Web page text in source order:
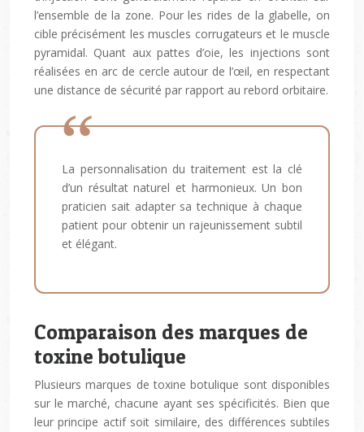
l’ensemble de la zone. Pour les rides de la glabelle, on
cible précisément les muscles corrugateurs et le muscle
pyramidal. Quant aux pattes d’oie, les injections sont
réalisées en arc de cercle autour de l’œil, en respectant
une distance de sécurité par rapport au rebord orbitaire.
La personnalisation du traitement est la clé
d’un résultat naturel et harmonieux. Un bon
praticien sait adapter sa technique à chaque
patient pour obtenir un rajeunissement subtil
et élégant.
Comparaison des marques de
toxine botulique
Plusieurs marques de toxine botulique sont disponibles
sur le marché, chacune ayant ses spécificités. Bien que
leur principe actif soit similaire, des différences subtiles